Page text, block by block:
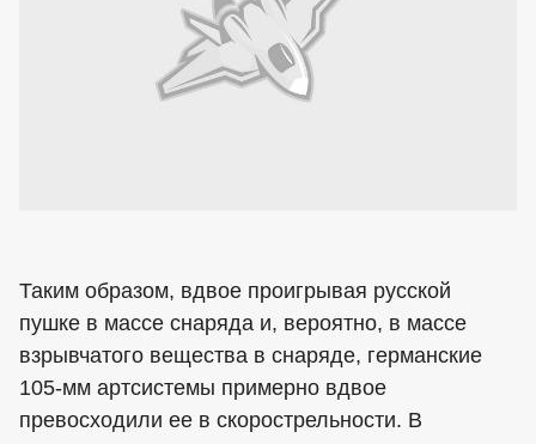
Таким образом, вдвое проигрывая русской
пушке в массе снаряда и, вероятно, в массе
взрывчатого вещества в снаряде, германские
105-мм артсистемы примерно вдвое
превосходили ее в скорострельности. В